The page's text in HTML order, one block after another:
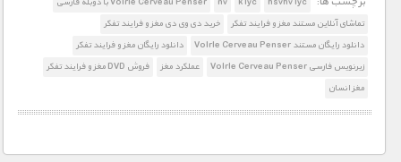
تماشای آنلاین مستند مغز و فرایند تفکر
خرید دی وی دی مغز و فرایند تفکر
دانلود رایگان مستند Volrle Cerveau Penser
دانلود رایگان مغز و فرایند تفکر
زیرنویس فارسی Volrle Cerveau Penser
عملکرد مغز
فروش DVD مغز و فرایند تفکر
مغز انسان